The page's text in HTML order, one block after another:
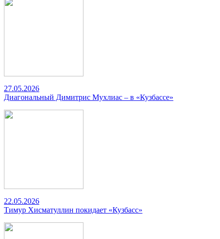
27.05.2026
Диагональный Димитрис Мухлиас – в «Кузбассе»
22.05.2026
Тимур Хисматуллин покидает «Кузбасс»